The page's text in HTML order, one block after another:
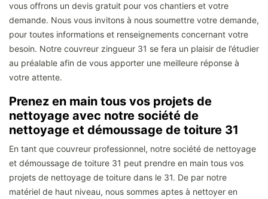
vous offrons un devis gratuit pour vos chantiers et votre
demande. Nous vous invitons à nous soumettre votre demande,
pour toutes informations et renseignements concernant votre
besoin. Notre couvreur zingueur 31 se fera un plaisir de l’étudier
au préalable afin de vous apporter une meilleure réponse à
votre attente.
Prenez en main tous vos projets de
nettoyage avec notre société de
nettoyage et démoussage de toiture 31
En tant que couvreur professionnel, notre société de nettoyage
et démoussage de toiture 31 peut prendre en main tous vos
projets de nettoyage de toiture dans le 31. De par notre
matériel de haut niveau, nous sommes aptes à nettoyer en